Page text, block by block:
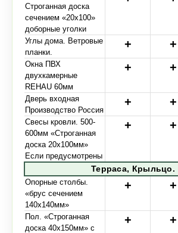
Строганная доска
сечением «20х100»
доборные уголки
Углы дома. Ветровые
планки.
Окна ПВХ
двухкамерные
REHAU 60мм
Дверь входная
Производство Россия
Свесы кровли. 500-
600мм «Строганная
доска 20х100мм»
Если предусмотрены
Терраса, Крыльцо.
Опорные столбы.
«брус сечением
140х140мм»
Пол. «Строганная
доска 40х150мм» с